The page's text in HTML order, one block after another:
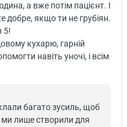
а вже потім пацієнт. І
добре, якщо ти не грубіян.
5!
кухарю, гарній
навіть уночі, і всім
багато зусиль, щоб
лише створили для